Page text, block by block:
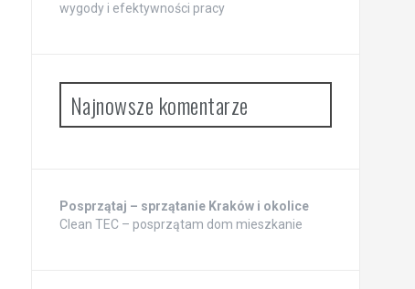
wygody i efektywności pracy
Najnowsze komentarze
Posprzątaj – sprzątanie Kraków i okolice
Clean TEC – posprzątam dom mieszkanie